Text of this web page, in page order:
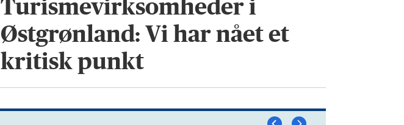
Turismevirksomheder i
Østgrønland: Vi har nået et
kritisk punkt